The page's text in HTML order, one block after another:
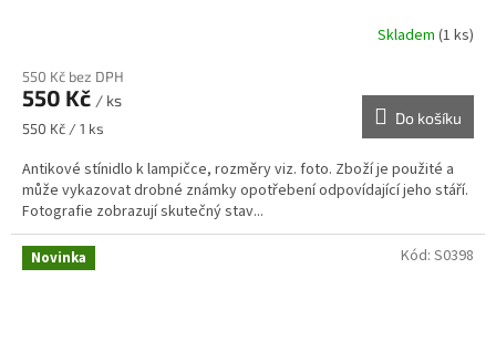
Skladem (1 ks)
550 Kč bez DPH
550 Kč / ks
Měrná
550 Kč / 1 ks
Do košíku
Antikové stínidlo k lampičce, rozměry viz. foto. Zboží je použité a
může vykazovat drobné známky opotřebení odpovídající jeho stáří.
Fotografie zobrazují skutečný stav...
Novinka Kód: S0398